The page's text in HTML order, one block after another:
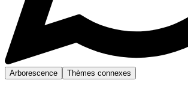
Arborescence Thèmes connexes